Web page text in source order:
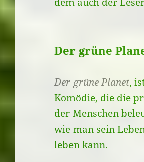
Der grüne
Der grüne Planet,
Komödie, die die
der Menschen
wie man sein
leben kann.